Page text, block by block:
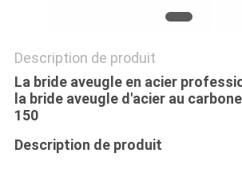
CONFIDENTIALITÉ
Description de produit
La bride aveugle en acier
la bride aveugle d'acier au
150
Description de produit